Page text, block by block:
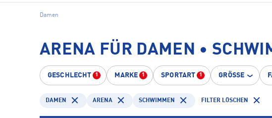
Damen
ARENA FÜR DAMEN •
GESCHLECHT 1 MARKE 1 SPORTART 1 GRÖSSE
DAMEN ARENA SCHWIMMEN FILTER LÖSCHEN